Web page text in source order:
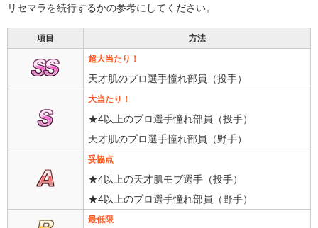
リセマラを続行するかの参考にしてください。
項目 方法
超大当たり！
天才肌のプロ選手憧れ部員（投手）
大当たり！
★4以上のプロ選手憧れ部員（投手）
天才肌のプロ選手憧れ部員（野手）
妥協点
★4以上の天才肌モブ選手（投手）
★4以上のプロ選手憧れ部員（野手）
最低限